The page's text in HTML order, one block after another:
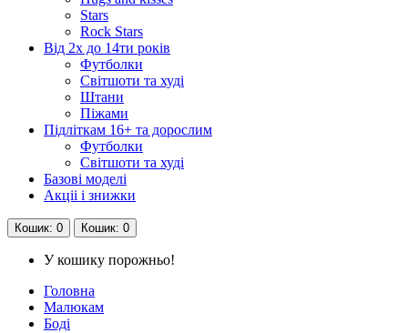
Stars
Rock Stars
Від 2х до 14ти років
Футболки
Світшоти та худі
Штани
Піжами
Підліткам 16+ та дорослим
Футболки
Світшоти та худі
Базові моделі
Акціі і знижки
Кошик: 0 Кошик: 0
У кошику порожньо!
Головна
Малюкам
Боді